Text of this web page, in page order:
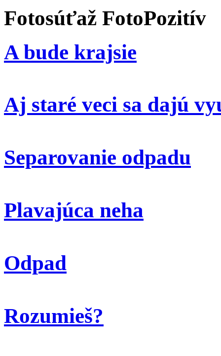
Fotosúťaž FotoPozitív
A bude krajsie
Aj staré veci sa dajú
Separovanie odpadu
Plavajúca neha
Odpad
Rozumieš?